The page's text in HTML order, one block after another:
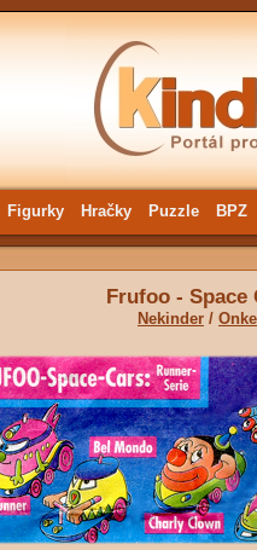
Figurky Hračky Puzzle BPZ
Frufoo - Space
Nekinder /